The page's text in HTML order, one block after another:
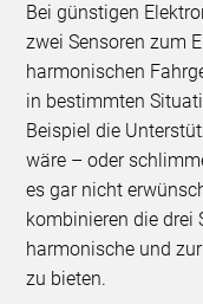
Bei günstigen
zwei Sensoren zum
harmonischen
in bestimmten
Beispiel die
wäre – oder
es gar nicht
kombinieren die drei
harmonische und
zu bieten.